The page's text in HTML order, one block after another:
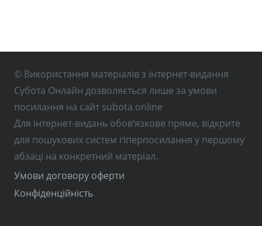
© Використання матеріалів з інтернет-видання
Субота Онлайн дозволяється лише за умови
посилання на сайт subota.online
Для інтернет-видань обов’язкове пряме, відкрите
для пошукових систем гіперпосилання у першому
абзаці на конкретний матеріал.
Умови договору оферти
Конфіденційність